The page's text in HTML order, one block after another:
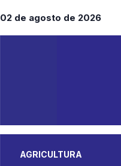
02 de agosto de 2026
AGRICULTURA